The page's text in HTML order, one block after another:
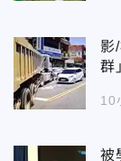
影
群
10
被